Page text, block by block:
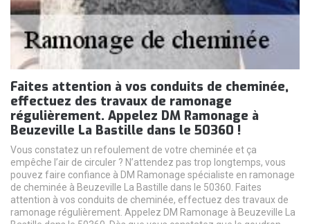
Faites attention à vos conduits de cheminée,
effectuez des travaux de ramonage
régulièrement. Appelez DM Ramonage à
Beuzeville La Bastille dans le 50360 !
Vous constatez un refoulement de votre cheminée et ça
empêche l’air de circuler ? N’attendez pas trop longtemps, vous
pouvez faire confiance à DM Ramonage spécialiste en ramonage
de cheminée à Beuzeville La Bastille dans le 50360. Faites
attention à vos conduits de cheminée, effectuez des travaux de
ramonage régulièrement. Appelez DM Ramonage à Beuzeville La